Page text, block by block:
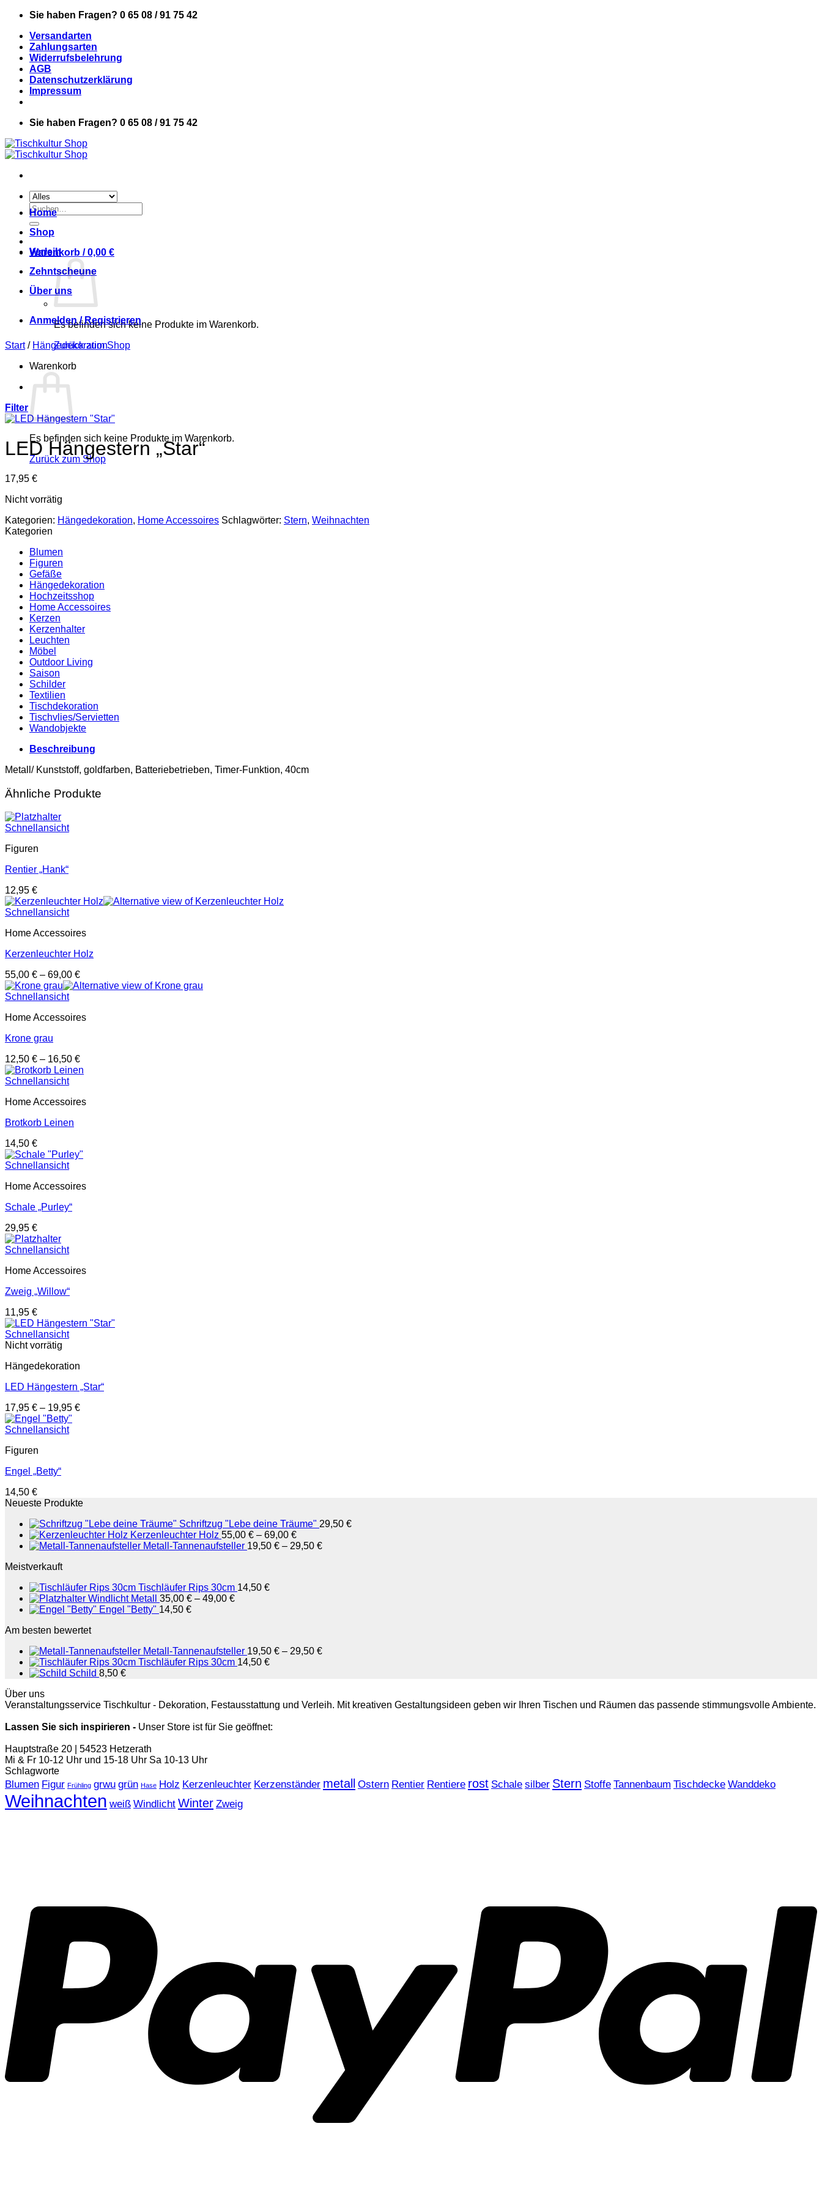
Zum
springen
Sie haben Fragen? 0 65 08 / 91 75 42
Versandarten
Zahlungsarten
Widerrufsbelehrung
AGB
Datenschutzerklärung
Impressum
Sie haben Fragen? 0 65 08 / 91 75 42
Suchen
nach:
Warenkorb /0,00 €
Es befinden sich keine Produkte im Warenkorb.
Zurück zum Shop
Warenkorb
Es befinden sich keine Produkte im Warenkorb.
Zurück zum Shop
Home
Shop
Verleih
Zehntscheune
Über uns
Anmelden / Registrieren
Start / Hängedekoration
Filter
LED Hängestern „Star“
17,95 €
Nicht vorrätig
Kategorien: Hängedekoration, Home Accessoires Schlagwörter: Stern, Weihnachten
Kategorien
Blumen
Figuren
Gefäße
Hängedekoration
Hochzeitsshop
Home Accessoires
Kerzen
Kerzenhalter
Leuchten
Möbel
Outdoor Living
Saison
Schilder
Textilien
Tischdekoration
Tischvlies/Servietten
Wandobjekte
Beschreibung
Metall/ Kunststoff, goldfarben, Batteriebetrieben, Timer-Funktion, 40cm
Ähnliche Produkte
Schnellansicht
Figuren
Rentier „Hank“
12,95 €
Schnellansicht
Home Accessoires
Kerzenleuchter Holz
55,00 € – 69,00 €
Schnellansicht
Home Accessoires
Krone grau
12,50 € – 16,50 €
Schnellansicht
Home Accessoires
Brotkorb Leinen
14,50 €
Schnellansicht
Home Accessoires
Schale „Purley“
29,95 €
Schnellansicht
Home Accessoires
Zweig „Willow“
11,95 €
Schnellansicht
Nicht vorrätig
Hängedekoration
LED Hängestern „Star“
17,95 € – 19,95 €
Schnellansicht
Figuren
Engel „Betty“
14,50 €
Neueste Produkte
Schriftzug "Lebe deine Träume" 29,50 €
Kerzenleuchter Holz 55,00 € – 69,00 €
Metall-Tannenaufsteller 19,50 € – 29,50 €
Meistverkauft
Tischläufer Rips 30cm 14,50 €
Windlicht Metall
35,00 € – 49,00 €
Engel "Betty" 14,50 €
Am besten bewertet
Metall-Tannenaufsteller 19,50 € – 29,50 €
Tischläufer Rips 30cm 14,50 €
Schild 8,50 €
Über uns
Veranstaltungsservice Tischkultur - Dekoration, Festausstattung und Verleih. Mit kreativen Gestaltungsideen geben wir Ihren Tischen und Räumen das passende stimmungsvolle Ambiente.
Lassen Sie sich inspirieren - Unser Store ist für Sie geöffnet:
Hauptstraße 20 | 54523 Hetzerath
Mi & Fr 10-12 Uhr und 15-18 Uhr Sa 10-13 Uhr
Schlagworte
Blumen Figur Frühling grwu grün Hase Holz Kerzenleuchter Kerzenständer metall Ostern Rentier Rentiere rost Schale silber Stern Stoffe Tannenbaum Tischdecke Wanddeko
Weihnachten weiß Windlicht Winter Zweig